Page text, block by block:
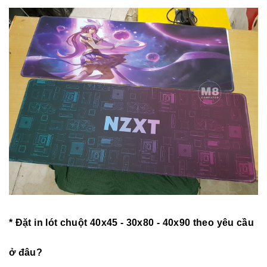
* Đặt in lót chuột 40x45 - 30x80 - 40x90 theo yêu cầu
ở đâu?